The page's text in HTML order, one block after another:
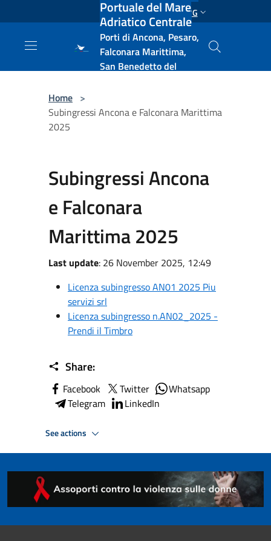
Salta al contenuto principale ENG
Portuale del Mare
Adriatico Centrale
Porti di Ancona, Pesaro,
Falconara Marittima,
San Benedetto del
Home >
Subingressi Ancona e Falconara Marittima
2025
Subingressi Ancona
e Falconara
Marittima 2025
Last update: 26 November 2025, 12:49
Licenza subingresso AN01 2025 Piu
servizi srl
Licenza subingresso n.AN02_2025 -
Prendi il Timbro
Share:
Facebook Twitter
Whatsapp
Telegram
LinkedIn
See actions